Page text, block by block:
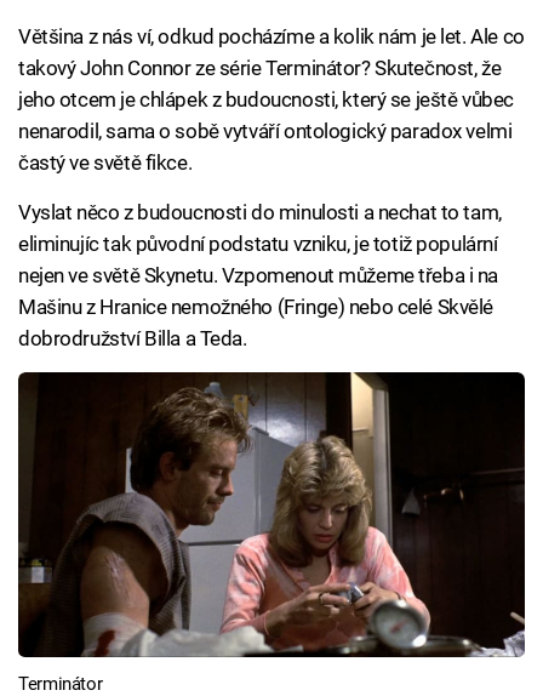
Většina z nás ví, odkud pocházíme a kolik nám je let. Ale co
takový John Connor ze série Terminátor? Skutečnost, že
jeho otcem je chlápek z budoucnosti, který se ještě vůbec
nenarodil, sama o sobě vytváří ontologický paradox velmi
častý ve světě fikce.
Vyslat něco z budoucnosti do minulosti a nechat to tam,
eliminujíc tak původní podstatu vzniku, je totiž populární
nejen ve světě Skynetu. Vzpomenout můžeme třeba i na
Mašinu z Hranice nemožného (Fringe) nebo celé Skvělé
dobrodružství Billa a Teda.
Terminátor